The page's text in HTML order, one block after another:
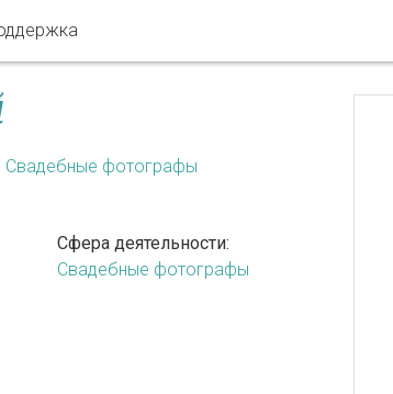
Свадебные фотографы
Сфера деятельности:
Свадебные фотографы